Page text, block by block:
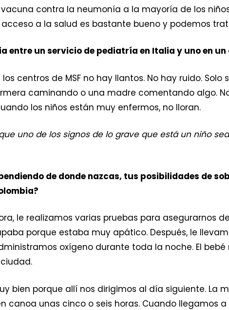
vacuna contra la neumonía a la mayoría de los
a la salud es bastante bueno y podemos
entre un servicio de pediatría en Italia y uno en un
centros de MSF no hay llantos. No hay ruido.
caminando o una madre comentando algo.
los niños están muy enfermos, no lloran.
uno de los signos de lo grave que está un niño
de donde nazcas, tus posibilidades de
le realizamos varias pruebas para asegurarnos
porque estaba muy apático. Después, le
oxígeno durante toda la noche. El
bien porque allí nos dirigimos al día siguiente. La
canoa unas cinco o seis horas. Cuando llegamos